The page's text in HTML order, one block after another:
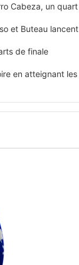
Cabeza, un
et Buteau
de finale
en atteignant